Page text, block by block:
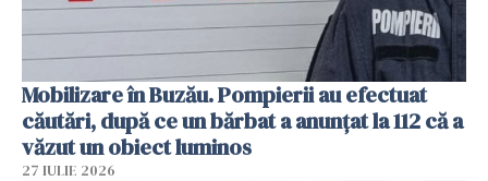
Mobilizare în Buzău. Pompierii au efectuat
căutări, după ce un bărbat a anunțat la 112 că a
văzut un obiect luminos
27 IULIE 2026